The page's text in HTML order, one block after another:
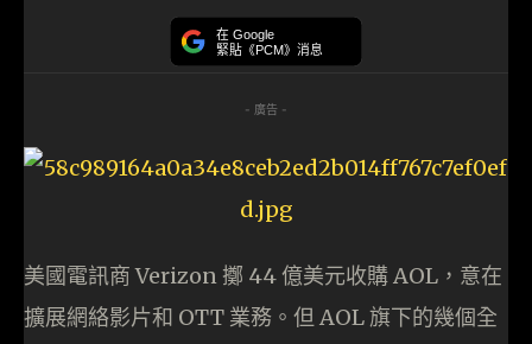
在 Google
緊貼《PCM》消息
- 廣告 -
美國電訊商 Verizon 擲 44 億美元收購 AOL，意在
擴展網絡影片和 OTT 業務。但 AOL 旗下的幾個全